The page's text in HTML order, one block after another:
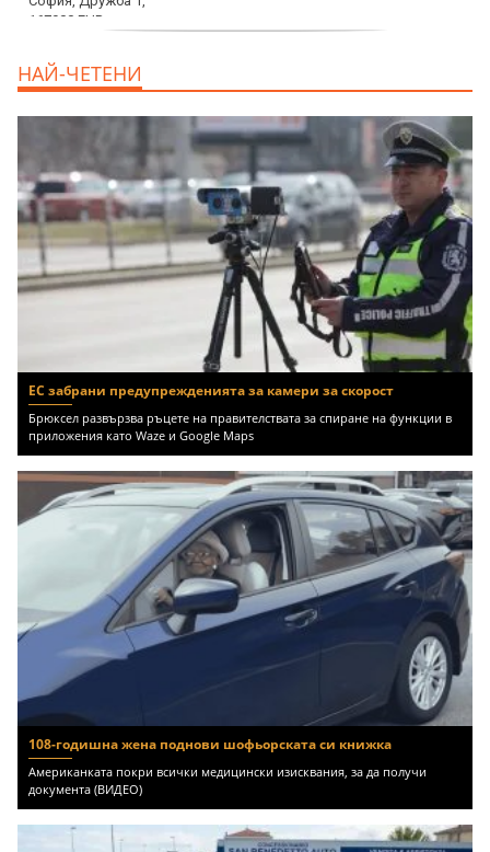
НАЙ-ЧЕТЕНИ
ЕС забрани предупрежденията за камери за скорост
Брюксел развързва ръцете на правителствата за спиране на функции в
приложения като Waze и Google Maps
108-годишна жена поднови шофьорската си книжка
Американката покри всички медицински изисквания, за да получи
документа (ВИДЕО)